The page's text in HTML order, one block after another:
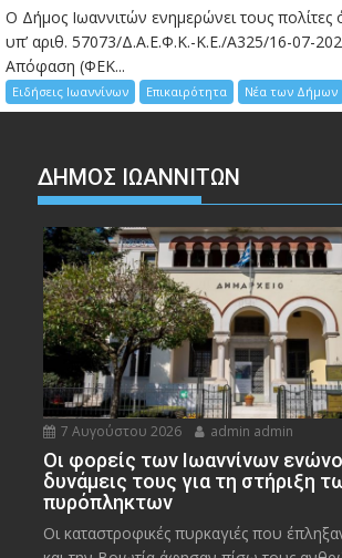
Ο Δήμος Ιωαννιτών ενημερώνει τους πολίτες
υπ’ αριθ. 57073/Δ.Α.Ε.Φ.Κ.-Κ.Ε./Α325/16-07-
Απόφαση (ΦΕΚ...
Ειδήσεις Ιωαννίνων Επικαιρότητα Νέα των Δήμων
ΔΗΜΟΣ ΙΩΑΝΝΙΤΩΝ
7 Αυγούστου 2026 admin admin
Οι φορείς των Ιωαννίνων
δυνάμεις τους για τη στήριξη
πυρόπληκτων
Οι καταστροφικές πυρκαγιές που